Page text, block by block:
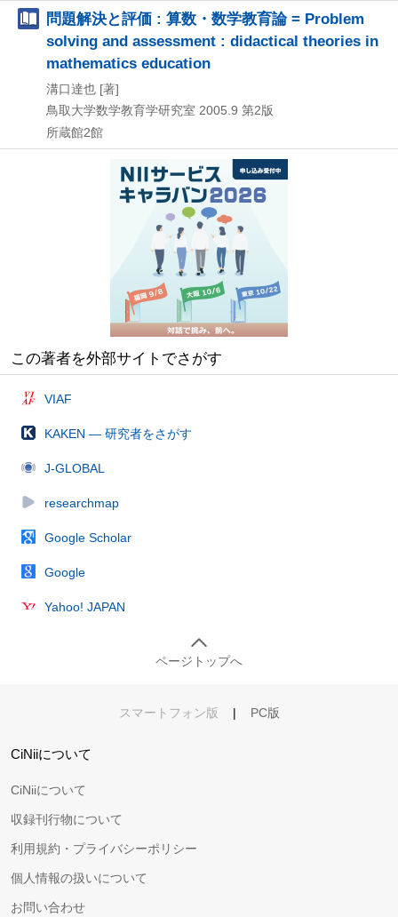
問題解決と評価 : 算数・数学教育論 = Problem
solving and assessment : didactical theories in
mathematics education
溝口達也 [著]
鳥取大学数学教育学研究室 2005.9 第2版
所蔵館2館
この著者を外部サイトでさがす
VIAF
KAKEN — 研究者をさがす
J-GLOBAL
researchmap
Google Scholar
Google
Yahoo! JAPAN
ページトップへ
スマートフォン版 | PC版
CiNiiについて
CiNiiについて
収録刊行物について
利用規約・プライバシーポリシー
個人情報の扱いについて
お問い合わせ